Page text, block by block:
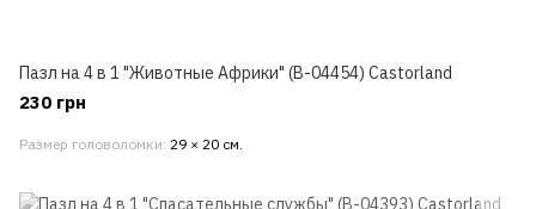
Пазл на 4 в 1 "Животные Африки" (В-04454) Castorland
230 грн
Размер головоломки 29 × 20 см.